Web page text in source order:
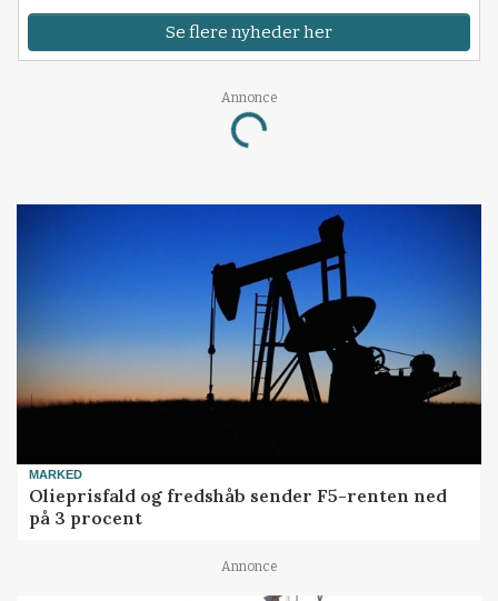
Se flere nyheder her
Annonce
Loading...
MARKED
Olieprisfald og fredshåb sender F5-renten ned
på 3 procent
Annonce